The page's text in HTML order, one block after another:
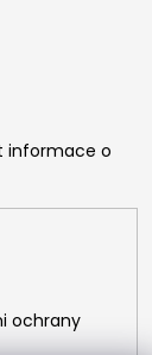
informace o
ochrany